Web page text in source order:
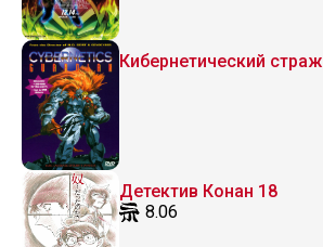
Кибернетический страж
Детектив Конан 18
8.06